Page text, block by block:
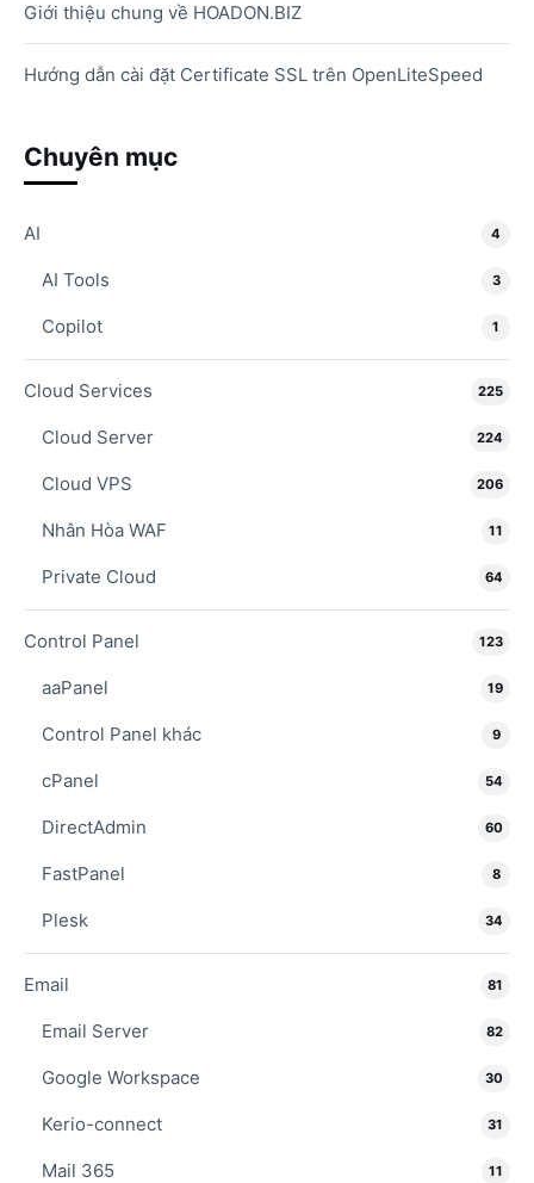
Giới thiệu chung về HOADON.BIZ
Hướng dẫn cài đặt Certificate SSL trên OpenLiteSpeed
Chuyên mục
AI 4
AI Tools 3
Copilot 1
Cloud Services 225
Cloud Server 224
Cloud VPS 206
Nhân Hòa WAF 11
Private Cloud 64
Control Panel 123
aaPanel 19
Control Panel khác 9
cPanel 54
DirectAdmin 60
FastPanel 8
Plesk 34
Email 81
Email Server 82
Google Workspace 30
Kerio-connect 31
Mail 365 11